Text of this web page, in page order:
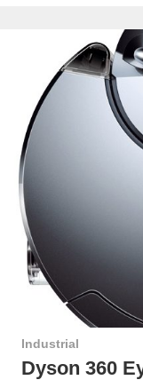
Industrial
Dyson 360